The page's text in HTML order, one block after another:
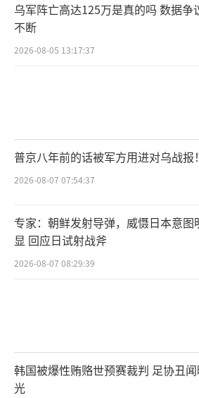
乌军阵亡高达125万是真的吗 数据争
不断
2026-08-05 13:17:37
普京八年前的话被军方用进对乌战报！
2026-08-07 07:54:37
专家：朝鲜发射导弹，威慑日本意图
显 回应日试射战斧
2026-08-07 08:29:39
韩国被爆性贿赂世预赛裁判 足协丑
光